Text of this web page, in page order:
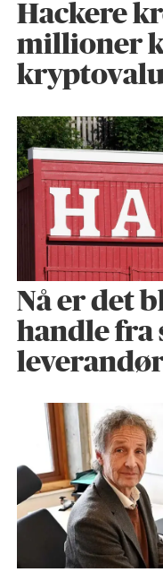
Hackere
millioner
Nå er det
handle fra